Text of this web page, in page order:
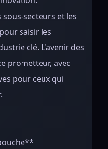
secteurs et les
saisir les
clé. L'avenir des
prometteur, avec
pour ceux qui